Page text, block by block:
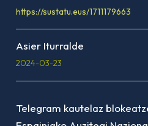
https://sustatu.eus/1711179663
Asier Iturralde
2024-03-23
Telegram kautelaz